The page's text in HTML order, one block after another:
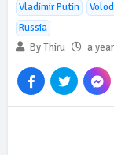
Vladimir Putin
Russia
By Thiru
a